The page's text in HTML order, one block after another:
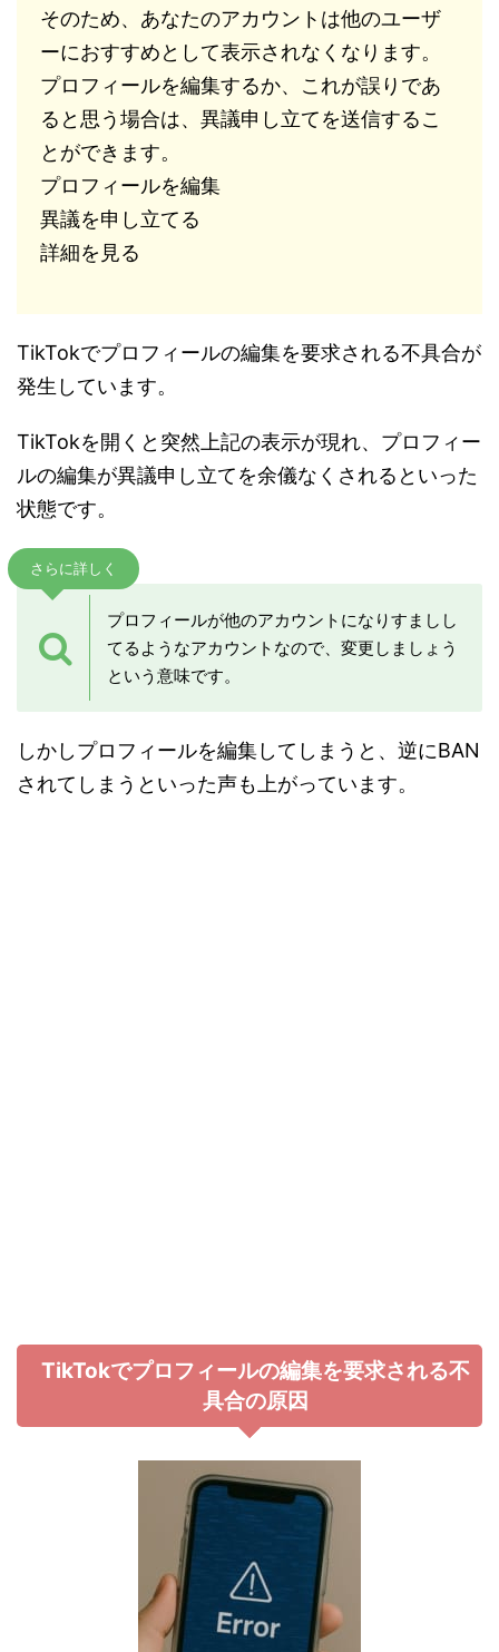
そのため、あなたのアカウントは他のユーザ
ーにおすすめとして表示されなくなります。
プロフィールを編集するか、これが誤りであ
ると思う場合は、異議申し立てを送信するこ
とができます。
プロフィールを編集
異議を申し立てる
詳細を見る
TikTokでプロフィールの編集を要求される不具合が
発生しています。
TikTokを開くと突然上記の表示が現れ、プロフィー
ルの編集が異議申し立てを余儀なくされるといった
状態です。
さらに詳しく
プロフィールが他のアカウントになりすましし
てるようなアカウントなので、変更しましょう
という意味です。
しかしプロフィールを編集してしまうと、逆にBAN
されてしまうといった声も上がっています。
TikTokでプロフィールの編集を要求される不
具合の原因